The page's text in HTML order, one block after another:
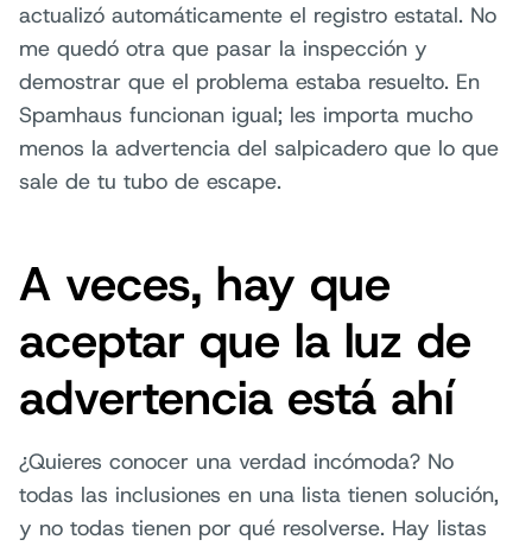
actualizó automáticamente el registro estatal. No
me quedó otra que pasar la inspección y
demostrar que el problema estaba resuelto. En
Spamhaus funcionan igual; les importa mucho
menos la advertencia del salpicadero que lo que
sale de tu tubo de escape.
A veces, hay que
aceptar que la luz de
advertencia está ahí
¿Quieres conocer una verdad incómoda? No
todas las inclusiones en una lista tienen solución,
y no todas tienen por qué resolverse. Hay listas